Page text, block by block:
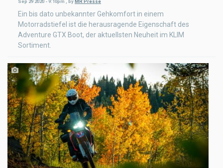
Sep 29 2020 - 9:10pm by MR Presse
Ein bis dato unbekannter Gehkomfort in einem
Motorradstiefel ist die herausragende Eigenschaft des
Adventure GTX Boot, der aktuellsten Neuheit im KLIM
Sortiment.